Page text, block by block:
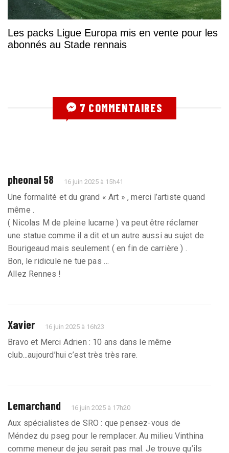
Les packs Ligue Europa mis en vente pour les
abonnés au Stade rennais
7 COMMENTAIRES
pheonal 58 16 juin 2025 à 15h41
Une formalité et du grand « Art » , merci l’artiste quand
même .
( Nicolas M de pleine lucarne ) va peut être réclamer
une statue comme il a dit et un autre aussi au sujet de
Bourigeaud mais seulement ( en fin de carrière ) .
Bon, le ridicule ne tue pas …
Allez Rennes !
Xavier 16 juin 2025 à 16h23
Bravo et Merci Adrien : 10 ans dans le même
club...aujourd’hui c’est très très rare.
Lemarchand 16 juin 2025 à 17h20
Aux spécialistes de SRO : que pensez-vous de
Méndez du pseg pour le remplacer. Au milieu Vinthina
comme meneur de jeu serait pas mal. Je trouve qu’ils